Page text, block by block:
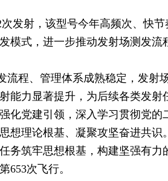
射，该型号今年高频次、快节
模式，进一步推动发射场测发流
、管理体系成熟稳定，发射
能力显著提升，为后续各类发射
党建引领，深入学习贯彻党的
想理论根基、凝聚攻坚奋进共
务筑牢思想根基，构建坚强有力
次飞行。